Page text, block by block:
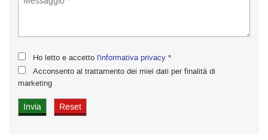
Ho letto e accetto l'informativa privacy *
Acconsento al trattamento dei miei dati per finalità di
marketing